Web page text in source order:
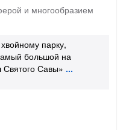
и многообразием
парку,
большой на
Святого Савы»